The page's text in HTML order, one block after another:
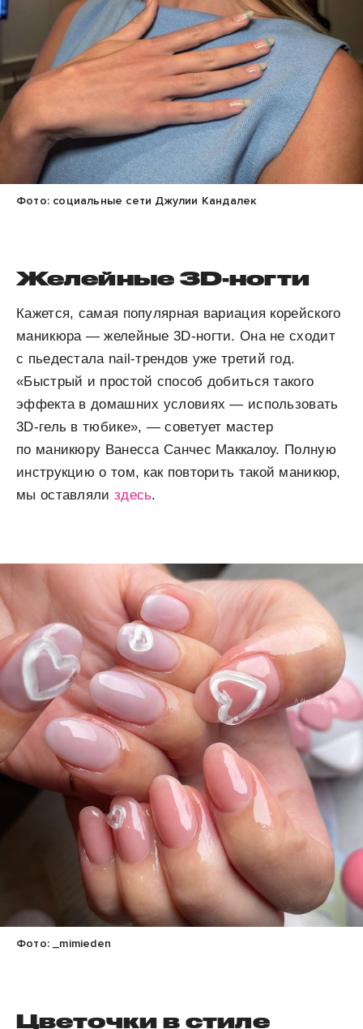
Фото: социальные сети Джулии Кандалек
Желейные 3D-ногти
Кажется, самая популярная вариация корейского
маникюра — желейные 3D-ногти. Она не сходит
с пьедестала nail-трендов уже третий год.
«Быстрый и простой способ добиться такого
эффекта в домашних условиях — использовать
3D-гель в тюбике», — советует мастер
по маникюру Ванесса Санчес Маккалоу. Полную
инструкцию о том, как повторить такой маникюр,
мы оставляли здесь.
Фото: _mimieden
Цветочки в стиле